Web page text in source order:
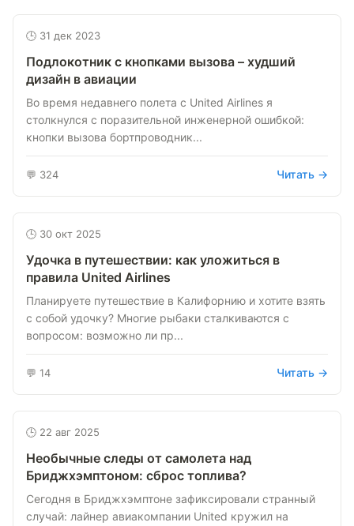
🕒 31 дек 2023
Подлокотник с кнопками вызова – худший
дизайн в авиации
Во время недавнего полета с United Airlines я
столкнулся с поразительной инженерной ошибкой:
кнопки вызова бортпроводник...
💬 324 Читать →
🕒 30 окт 2025
Удочка в путешествии: как уложиться в
правила United Airlines
Планируете путешествие в Калифорнию и хотите взять
с собой удочку? Многие рыбаки сталкиваются с
вопросом: возможно ли пр...
💬 14 Читать →
🕒 22 авг 2025
Необычные следы от самолета над
Бриджхэмптоном: сброс топлива?
Сегодня в Бриджхэмптоне зафиксировали странный
случай: лайнер авиакомпании United кружил на